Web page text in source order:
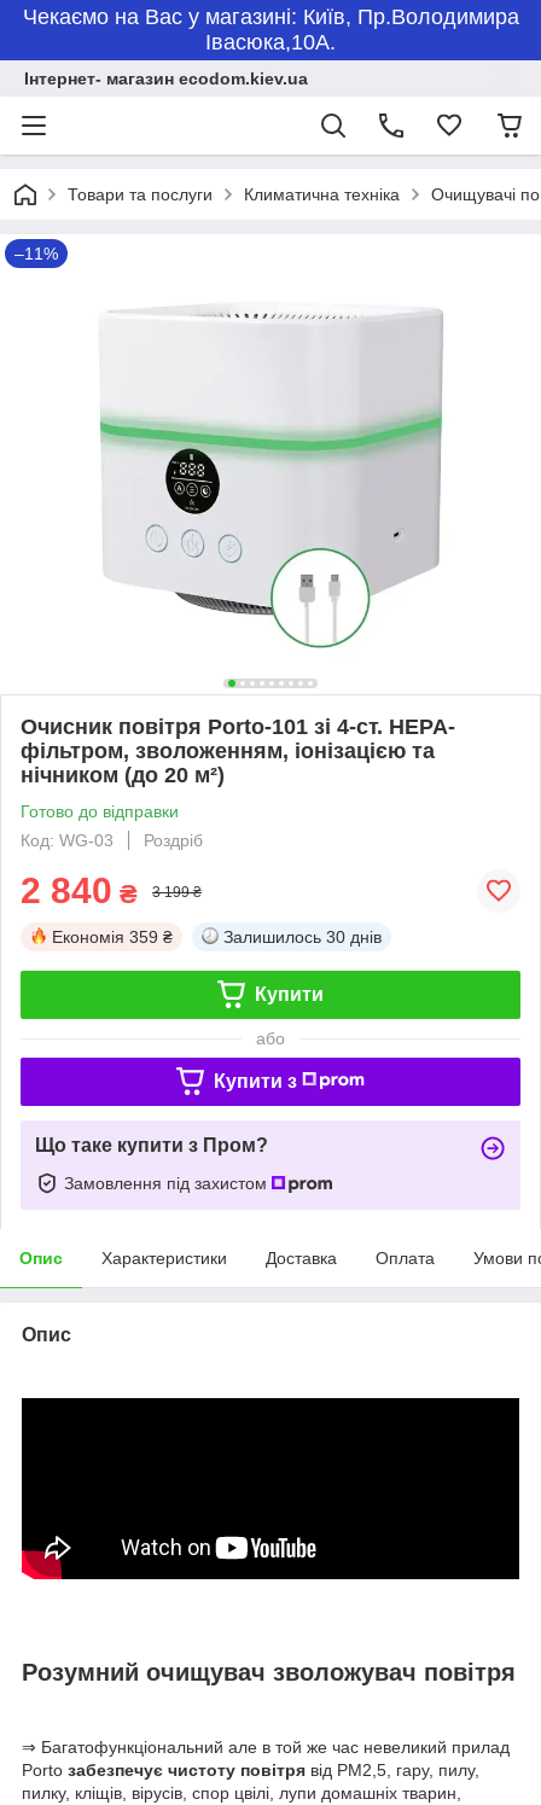
Чекаємо на Вас у магазині: Київ, Пр.Володимира
Івасюка,10А.
Інтернет- магазин ecodom.kiev.ua
Товари та послуги Климатична техніка Очищувачі
–11%
Очисник повітря Porto-101 зі 4-ст. HEPA-
фільтром, зволоженням, іонізацією та
нічником (до 20 м²)
Готово до відправки
Код: WG-03
Роздріб
2 840 ₴ 3 199 ₴
Економія 359 ₴ Залишилось 30 днів
Купити
або
Купити з
Що таке купити з Пром?
Замовлення під захистом
Опис Характеристики Доставка Оплата Умови
Опис
Розумний очищувач зволожувач повітря
⇒ Багатофункціональний але в той же час невеликий прилад
Porto забезпечує чистоту повітря від PM2,5, гару, пилу,
пилку, кліщів, вірусів, спор цвілі, лупи домашніх тварин,